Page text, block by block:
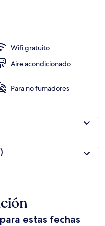
Wifi gratuito
Aire acondicionado
Para no fumadores
estas fechas